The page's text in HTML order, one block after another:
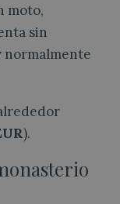
moto,
sin
normalmente
).